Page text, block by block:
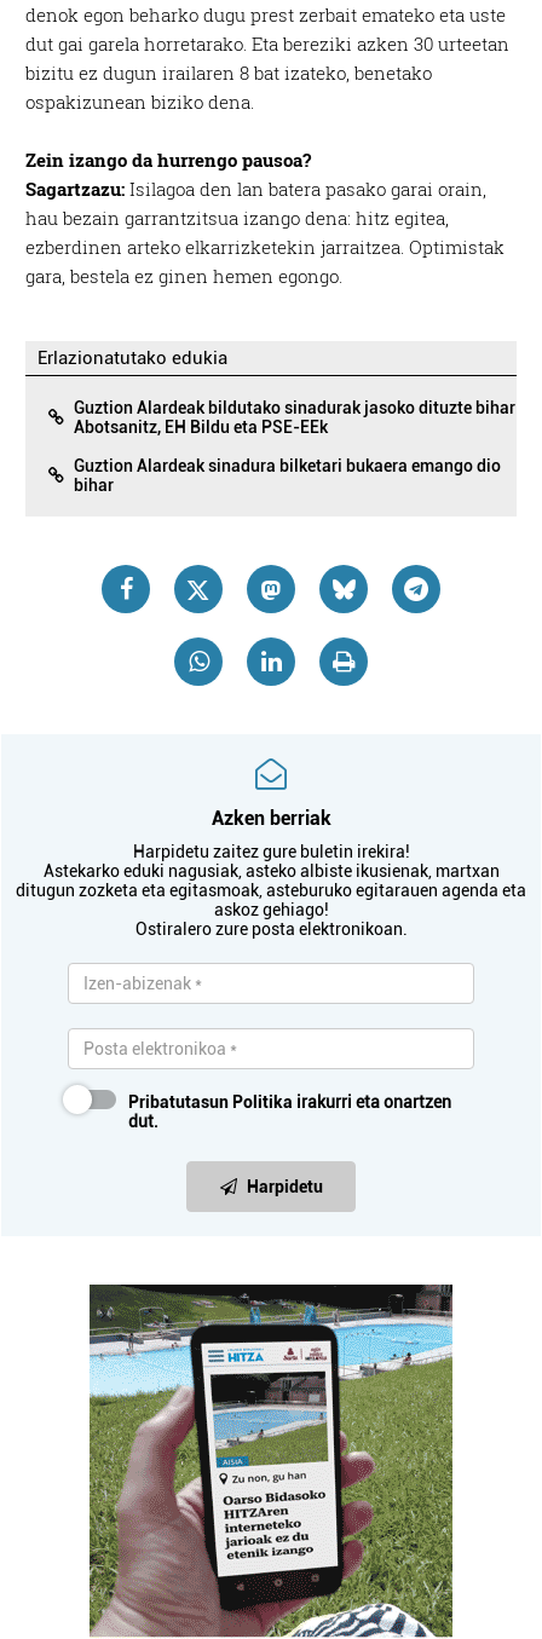
denok egon beharko dugu prest zerbait emateko eta uste
dut gai garela horretarako. Eta bereziki azken 30 urteetan
bizitu ez dugun irailaren 8 bat izate­ko, benetako
ospakizunean biziko dena.
Zein izango da hurrengo pausoa?
Sagartzazu: Isilagoa den lan batera pasako garai orain,
hau bezain garrantzitsua izango dena: hitz egitea,
ezberdinen arteko elkarrizketekin jarraitzea. Optimistak
gara, bestela ez ginen hemen egongo.
Erlazionatutako edukia
Guztion Alardeak bildutako sinadurak jasoko dituzte bihar
Abotsanitz, EH Bildu eta PSE-EEk
Guztion Alardeak sinadura bilketari bukaera emango dio
bihar
Azken berriak
Harpidetu zaitez gure buletin irekira!
Astekarko eduki nagusiak, asteko albiste ikusienak, martxan
ditugun zozketa eta egitasmoak, asteburuko egitarauen agenda eta
askoz gehiago!
Ostiralero zure posta elektronikoan.
Pribatutasun Politika irakurri eta onartzen
dut.
Harpidetu